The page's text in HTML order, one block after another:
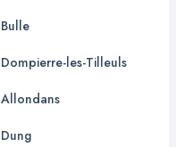
Bulle
Dompierre-les-Tilleuls
Allondans
Dung